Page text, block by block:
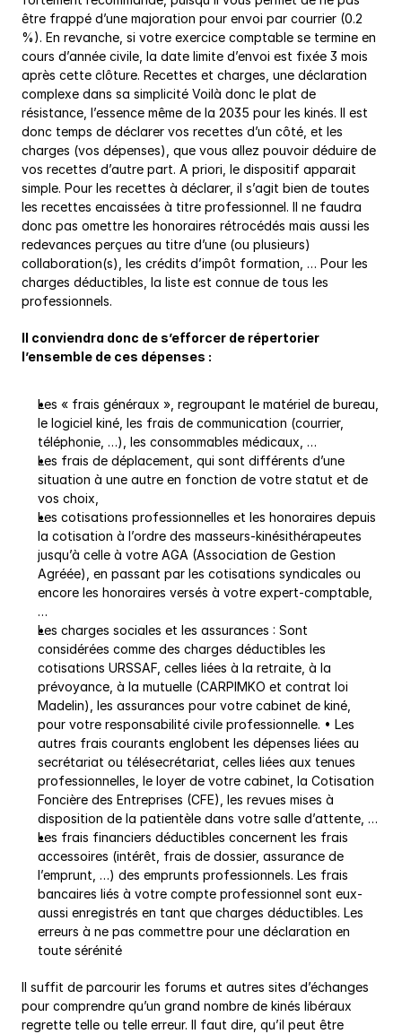
être frappé d’une majoration pour envoi par courrier (0.2
%). En revanche, si votre exercice comptable se termine en
cours d’année civile, la date limite d’envoi est fixée 3 mois
après cette clôture. Recettes et charges, une déclaration
complexe dans sa simplicité Voilà donc le plat de
résistance, l’essence même de la 2035 pour les kinés. Il est
donc temps de déclarer vos recettes d’un côté, et les
charges (vos dépenses), que vous allez pouvoir déduire de
vos recettes d’autre part. A priori, le dispositif apparait
simple. Pour les recettes à déclarer, il s’agit bien de toutes
les recettes encaissées à titre professionnel. Il ne faudra
donc pas omettre les honoraires rétrocédés mais aussi les
redevances perçues au titre d’une (ou plusieurs)
collaboration(s), les crédits d’impôt formation, … Pour les
charges déductibles, la liste est connue de tous les
professionnels.
Il conviendra donc de s’efforcer de répertorier
l’ensemble de ces dépenses :
Les « frais généraux », regroupant le matériel de bureau,
le logiciel kiné, les frais de communication (courrier,
téléphonie, …), les consommables médicaux, …
Les frais de déplacement, qui sont différents d’une
situation à une autre en fonction de votre statut et de
vos choix,
Les cotisations professionnelles et les honoraires depuis
la cotisation à l’ordre des masseurs-kinésithérapeutes
jusqu’à celle à votre AGA (Association de Gestion
Agréée), en passant par les cotisations syndicales ou
encore les honoraires versés à votre expert-comptable,
…
Les charges sociales et les assurances : Sont
considérées comme des charges déductibles les
cotisations URSSAF, celles liées à la retraite, à la
prévoyance, à la mutuelle (CARPIMKO et contrat loi
Madelin), les assurances pour votre cabinet de kiné,
pour votre responsabilité civile professionnelle. • Les
autres frais courants englobent les dépenses liées au
secrétariat ou télésecrétariat, celles liées aux tenues
professionnelles, le loyer de votre cabinet, la Cotisation
Foncière des Entreprises (CFE), les revues mises à
disposition de la patientèle dans votre salle d’attente, …
Les frais financiers déductibles concernent les frais
accessoires (intérêt, frais de dossier, assurance de
l’emprunt, …) des emprunts professionnels. Les frais
bancaires liés à votre compte professionnel sont eux-
aussi enregistrés en tant que charges déductibles. Les
erreurs à ne pas commettre pour une déclaration en
toute sérénité
Il suffit de parcourir les forums et autres sites d’échanges
pour comprendre qu’un grand nombre de kinés libéraux
regrette telle ou telle erreur. Il faut dire, qu’il peut être